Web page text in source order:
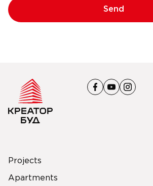
Send
Projects
Apartments